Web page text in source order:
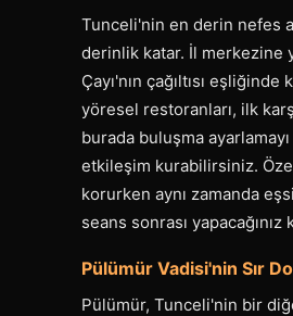
Tunceli'nin en derin nefes
derinlik katar. İl merkezine
Çayı'nın çağıltısı
yöresel restoranları, ilk
burada buluşma
etkileşim kurabilirsiniz.
korurken aynı zamanda
seans sonrası
Pülümür Vadisi'nin Sır
Pülümür, Tunceli'nin bir